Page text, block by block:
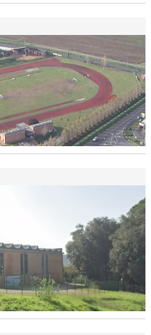
si possono fare le
il bilancio della stagione